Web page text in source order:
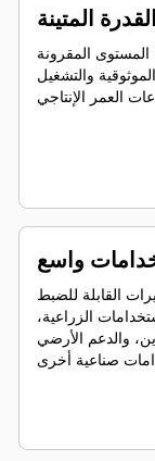
المتينة
المستوى المقرونة
والتشغيل
واسع
القابلة للضبط
الزراعية،
والدعم الأرضي